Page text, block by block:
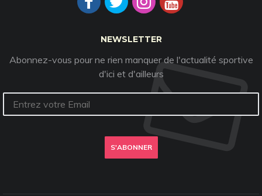
NEWSLETTER
Abonnez-vous pour ne rien manquer de l'actualité sportive
d'ici et d'ailleurs
S'ABONNER